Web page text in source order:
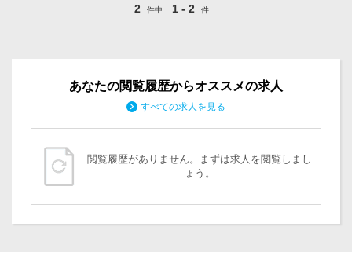
2 件中 1 - 2 件
あなたの閲覧履歴からオススメの求人
すべての求人を見る
閲覧履歴がありません。まずは求人を閲覧しまし
ょう。